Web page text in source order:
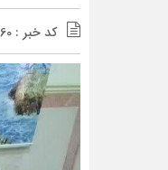
کد خبر : 17560